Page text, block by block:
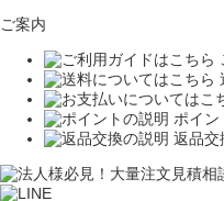
ご案内
ポイン
返品交